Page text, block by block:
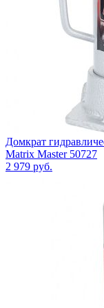
Домкрат
Matrix Master 50727
2 979 руб.